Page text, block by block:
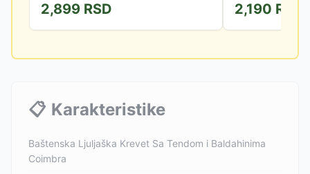
2,899 RSD 2,190 RSD
📋 Karakteristike
Baštenska Ljuljaška Krevet Sa Tendom i Baldahinima
Coimbra